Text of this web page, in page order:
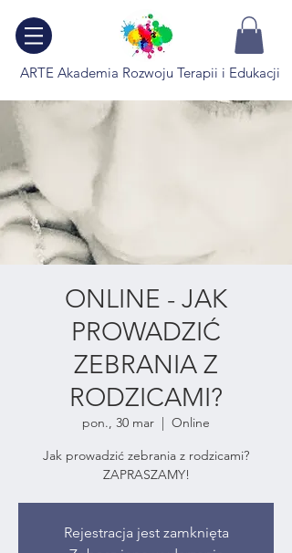
ARTE Akademia Rozwoju Terapii i Edukacji
ONLINE - JAK
PROWADZIĆ
ZEBRANIA Z
RODZICAMI?
pon., 30 mar
  |
Online
Jak prowadzić zebrania z rodzicami?
ZAPRASZAMY!
Rejestracja jest zamknięta